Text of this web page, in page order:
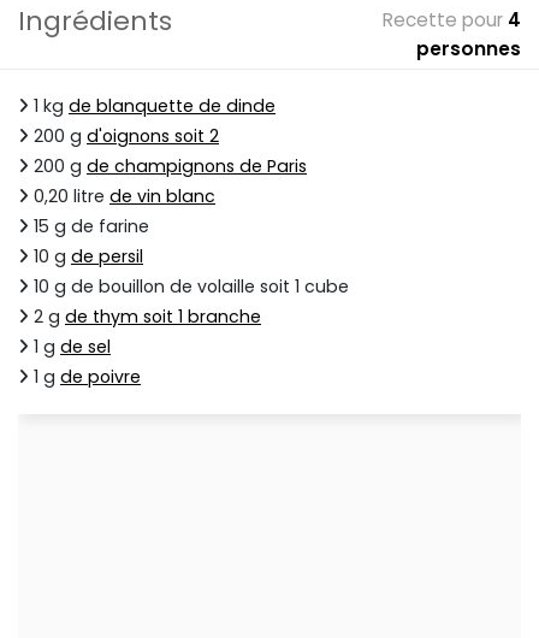
Ingrédients Recette pour 4
personnes
1 kg de blanquette de dinde
200 g d'oignons soit 2
200 g de champignons de Paris
0,20 litre de vin blanc
15 g de farine
10 g de persil
10 g de bouillon de volaille soit 1 cube
2 g de thym soit 1 branche
1 g de sel
1 g de poivre